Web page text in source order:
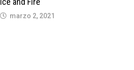
marzo 2, 2021